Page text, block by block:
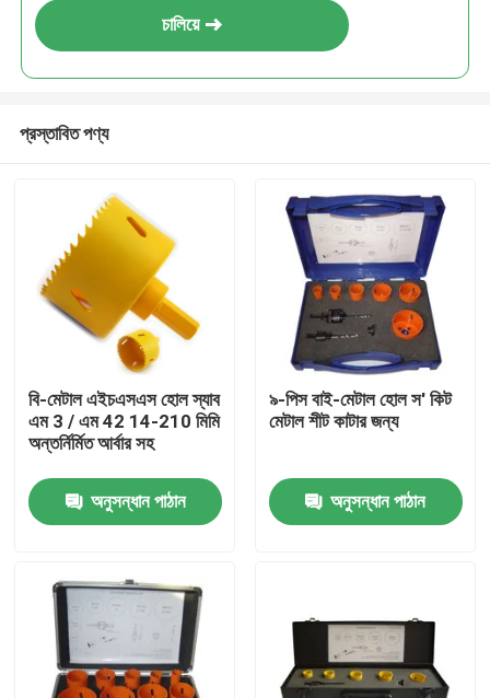
বাড়ি
পণ্য
চালিয়ে
প্রস্তাবিত পণ্য
বি-মেটাল এইচএসএস হোল স্যাব
এম 3 / এম 42 14-210 মিমি
অন্তর্নির্মিত আর্বার সহ
অনুসন্ধান পাঠান
৯-পিস বাই-মেটাল হোল স' কিট
মেটাল শীট কাটার জন্য
অনুসন্ধান পাঠান